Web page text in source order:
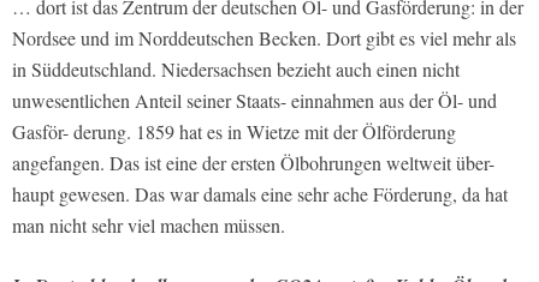
… dort ist das Zentrum der deutschen Öl- und Gasförderung: in der
Nordsee und im Norddeutschen Becken. Dort gibt es viel mehr als
in Süddeutschland. Niedersachsen bezieht auch einen nicht
unwesentlichen Anteil seiner Staats- einnahmen aus der Öl- und
Gasför- derung. 1859 hat es in Wietze mit der Ölförderung
angefangen. Das ist eine der ersten Ölbohrungen weltweit über-
haupt gewesen. Das war damals eine sehr ache Förderung, da hat
man nicht sehr viel machen müssen.